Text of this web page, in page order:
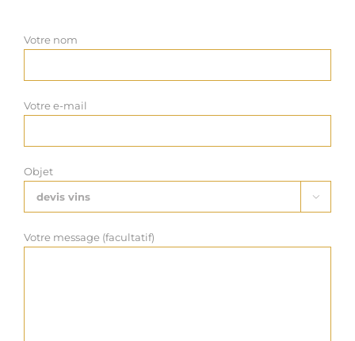
Votre nom
Votre e-mail
Objet

Votre message (facultatif)